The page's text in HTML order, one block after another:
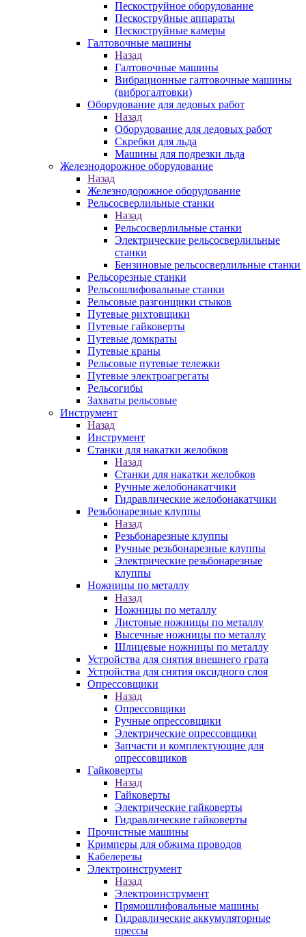
Пескоструйное оборудование
Пескоструйные аппараты
Пескоструйные камеры
Галтовочные машины
Назад
Галтовочные машины
Вибрационные галтовочные машины
(виброгалтовки)
Оборудование для ледовых работ
Назад
Оборудование для ледовых работ
Скребки для льда
Машины для подрезки льда
Железнодорожное оборудование
Назад
Железнодорожное оборудование
Рельсосверлильные станки
Назад
Рельсосверлильные станки
Электрические рельсосверлильные
станки
Бензиновые рельсосверлильные станки
Рельсорезные станки
Рельсошлифовальные станки
Рельсовые разгонщики стыков
Путевые рихтовщики
Путевые гайковерты
Путевые домкраты
Путевые краны
Рельсовые путевые тележки
Путевые электроагрегаты
Рельсогибы
Захваты рельсовые
Инструмент
Назад
Инструмент
Станки для накатки желобков
Назад
Станки для накатки желобков
Ручные желобонакатчики
Гидравлические желобонакатчики
Резьбонарезные клуппы
Назад
Резьбонарезные клуппы
Ручные резьбонарезные клуппы
Электрические резьбонарезные
клуппы
Ножницы по металлу
Назад
Ножницы по металлу
Листовые ножницы по металлу
Высечные ножницы по металлу
Шлицевые ножницы по металлу
Устройства для снятия внешнего грата
Устройства для снятия оксидного слоя
Опрессовщики
Назад
Опрессовщики
Ручные опрессовщики
Электрические опрессовщики
Запчасти и комплектующие для
опрессовщиков
Гайковерты
Назад
Гайковерты
Электрические гайковерты
Гидравлические гайковерты
Прочистные машины
Кримперы для обжима проводов
Кабелерезы
Электроинструмент
Назад
Электроинструмент
Прямошлифовальные машины
Гидравлические аккумуляторные
прессы